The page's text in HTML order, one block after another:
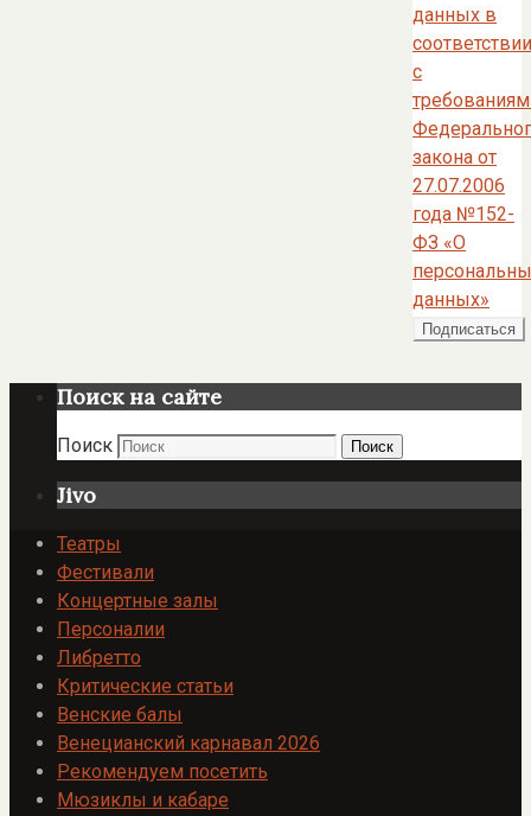
данных в
соответствии
с
закона от
27.07.2006
года №152-
ФЗ «О
данных»
Поиск на сайте
Поиск Поиск
Jivo
Театры
Фестивали
Концертные залы
Персоналии
Либретто
Критические статьи
Венские балы
Венецианский карнавал 2026
Рекомендуем посетить
Мюзиклы и кабаре